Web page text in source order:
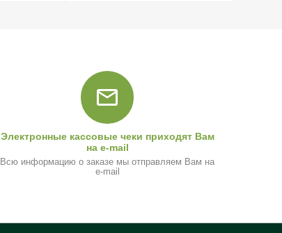
Электронные кассовые чеки приходят Вам
на e-mail
Всю информацию о заказе мы отправляем Вам на
e-mail